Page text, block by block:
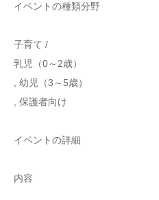
イベントの種類分野
子育て /
乳児（0～2歳）
, 幼児（3～5歳）
, 保護者向け
イベントの詳細
内容